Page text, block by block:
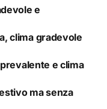
e
clima gradevole
e clima
ma senza